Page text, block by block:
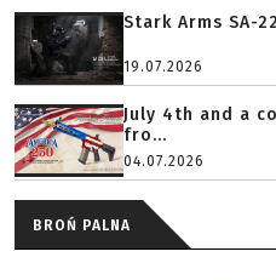
Stark Arms SA-
19.07.2026
July 4th and a
fro...
04.07.2026
BROŃ PALNA